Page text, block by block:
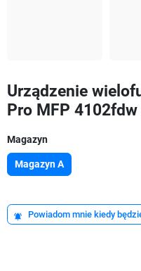
Urządzenie
Pro MFP
Magazyn
Magazyn A
notifications_active Powiadom mnie kiedy